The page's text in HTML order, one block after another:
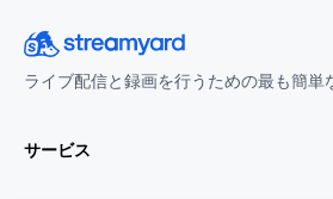
ライブ配信と録画を行うための最も簡単
サービス